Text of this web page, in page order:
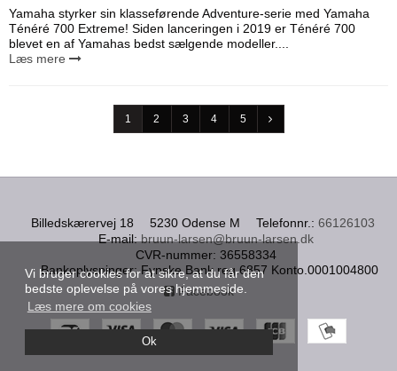
Vi bruger cookies for at sikre, at du får den
bedste oplevelse på vores hjemmeside.
Læs mere om cookies
Ok
Yamaha styrker sin klasseførende Adventure-serie med Yamaha
Ténéré 700 Extreme! Siden lanceringen i 2019 er Ténéré 700
blevet en af Yamahas bedst sælgende modeller....
Læs mere
1 2 3 4 5
Billedskærervej 18 5230 Odense M Telefonnr. : 66126103
E-mail: bruun-larsen@bruun-larsen.dk
CVR-nummer: 36558334
Bankoplysninger:Fynske Bank reg.6857 Konto.0001004800
Facebook